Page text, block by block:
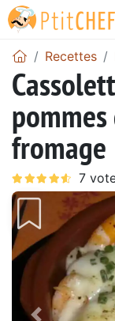
Recettes
fromage